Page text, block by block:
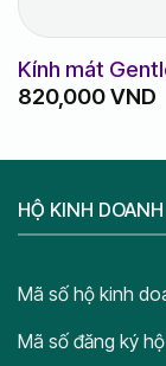
Kính mát
Monster Tomy
820,000VND
HỘ KINH
Mã số hộ kinh
Mã số đăng ký